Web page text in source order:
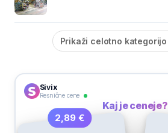
Prikaži celotno kategorijo
Sivix
Resnične cene
Kaj je ceneje?
2,89 €